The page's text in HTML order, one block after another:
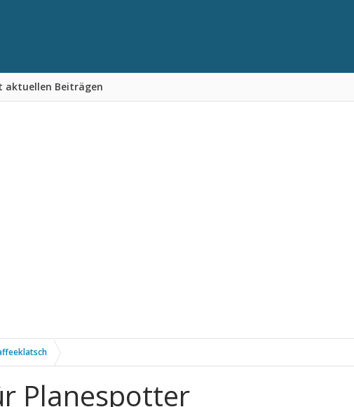
aktuellen Beiträgen
Planespotter